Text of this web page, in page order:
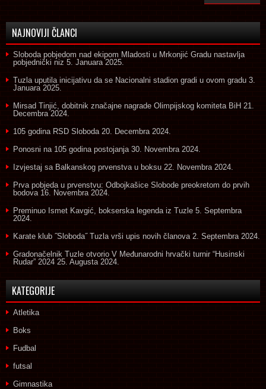
NAJNOVIJI ČLANCI
Sloboda pobjedom nad ekipom Mladosti u Mrkonjić Gradu nastavlja
pobjednički niz 5. Januara 2025.
Tuzla uputila inicijativu da se Nacionalni stadion gradi u ovom gradu 3.
Januara 2025.
Mirsad Tinjić, dobitnik značajne nagrade Olimpijskog komiteta BiH 21.
Decembra 2024.
105 godina RSD Sloboda 20. Decembra 2024.
Ponosni na 105 godina postojanja 30. Novembra 2024.
Izvjestaj sa Balkanskog prvenstva u boksu 22. Novembra 2024.
Prva pobjeda u prvenstvu: Odbojkašice Slobode preokretom do prvih
bodova 16. Novembra 2024.
Preminuo Ismet Kavgić, bokserska legenda iz Tuzle 5. Septembra
2024.
Karate klub ˝Sloboda˝ Tuzla vrši upis novih članova 2. Septembra 2024.
Gradonačelnik Tuzle otvorio V Međunarodni hrvački turnir “Husinski
Rudar” 2024 25. Augusta 2024.
KATEGORIJE
Atletika
Boks
Fudbal
futsal
Gimnastika